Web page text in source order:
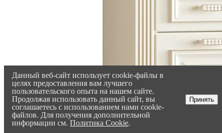
Данный веб-сайт использует cookie-файлы в
целях предоставления вам лучшего
пользовательского опыта на нашем сайте.
Продолжая использовать данный сайт, вы
соглашаетесь с использованием нами cookie-
файлов. Для получения дополнительной
информации см.Политика Cookie.
Принять